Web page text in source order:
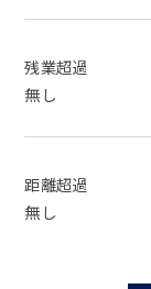
残業超過
無し
距離超過
無し